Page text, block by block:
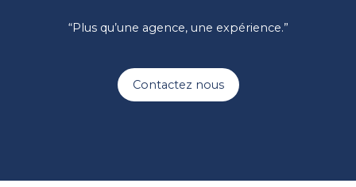
“Plus qu’une agence, une expérience.”
Contactez nous